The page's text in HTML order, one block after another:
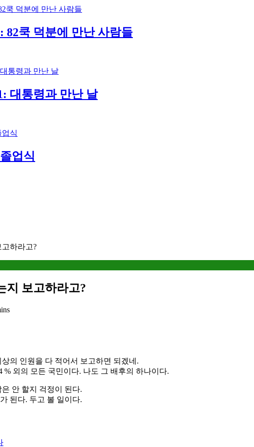
82쿡 덕분에 만난 사람들
대통령과 만난 날
업식
하라고?
지 보고하라고?
의 인원을 다 적어서 보고하면 되겠네.
% 외의 모든 국민이다. 나도 그 배후의 하나이다.
안 할지 걱정이 된다.
된다. 두고 볼 일이다.